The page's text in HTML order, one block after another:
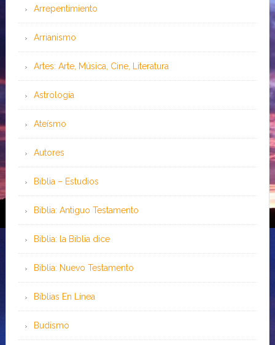
Arrepentimiento
Arrianismo
Artes: Arte, Música, Cine, Literatura
Astrología
Ateísmo
Autores
Biblia – Estudios
Biblia: Antiguo Testamento
Biblia: la Biblia dice
Biblia: Nuevo Testamento
Bíblias En Línea
Budismo